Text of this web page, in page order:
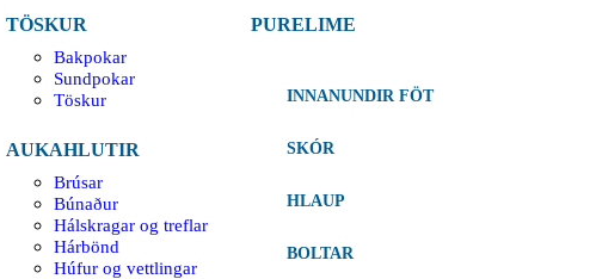
TÖSKUR
Bakpokar
Sundpokar
Töskur
AUKAHLUTIR
Brúsar
Búnaður
Hálskragar og treflar
Hárbönd
Húfur og vettlingar
PURELIME
INNANUNDIR FÖT
SKÓR
HLAUP
BOLTAR